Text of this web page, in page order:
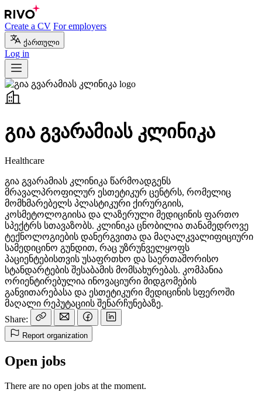
Create a CV For employers
ქართული
Log in
გია გვარამიას კლინიკა
Healthcare
გია გვარამიას კლინიკა წარმოადგენს
მრავალპროფილურ ესთეტიკურ ცენტრს, რომელიც
მომხმარებელს პლასტიკური ქირურგიის,
კოსმეტოლოგიისა და ლაზერული მედიცინის ფართო
სპექტრს სთავაზობს. კლინიკა ცნობილია თანამედროვე
ტექნოლოგიების დანერგვითა და მაღალკვალიფიციური
სამედიცინო გუნდით, რაც უზრუნველყოფს
პაციენტებისთვის უსაფრთხო და საერთაშორისო
სტანდარტების შესაბამის მომსახურებას. კომპანია
ორიენტირებულია ინოვაციური მიდგომების
განვითარებასა და ესთეტიკური მედიცინის სფეროში
მაღალი რეპუტაციის შენარჩუნებაზე.
Share:
Report organization
Open jobs
There are no open jobs at the moment.